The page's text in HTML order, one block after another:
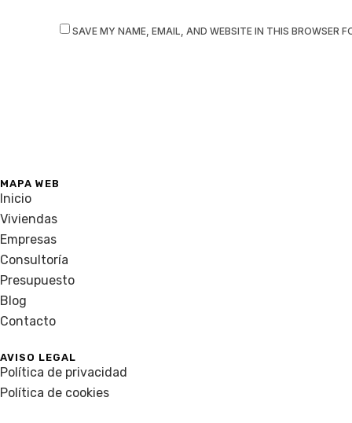
SAVE MY NAME, EMAIL, AND WEBSITE IN THIS BROWSER
MAPA WEB
Inicio
Viviendas
Empresas
Consultoría
Presupuesto
Blog
Contacto
AVISO LEGAL
Política de privacidad
Política de cookies